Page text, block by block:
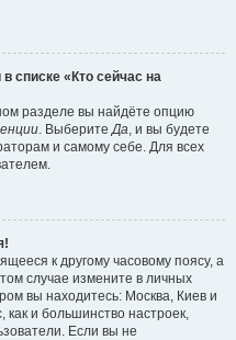
списке «Кто сейчас на
разделе вы найдёте опцию
. ВыберитеДа, и вы будете
и самому себе. Для всех
к другому часовому поясу, а
случае измените в личных
вы находитесь: Москва, Киев и
как и большинство настроек,
Если вы не